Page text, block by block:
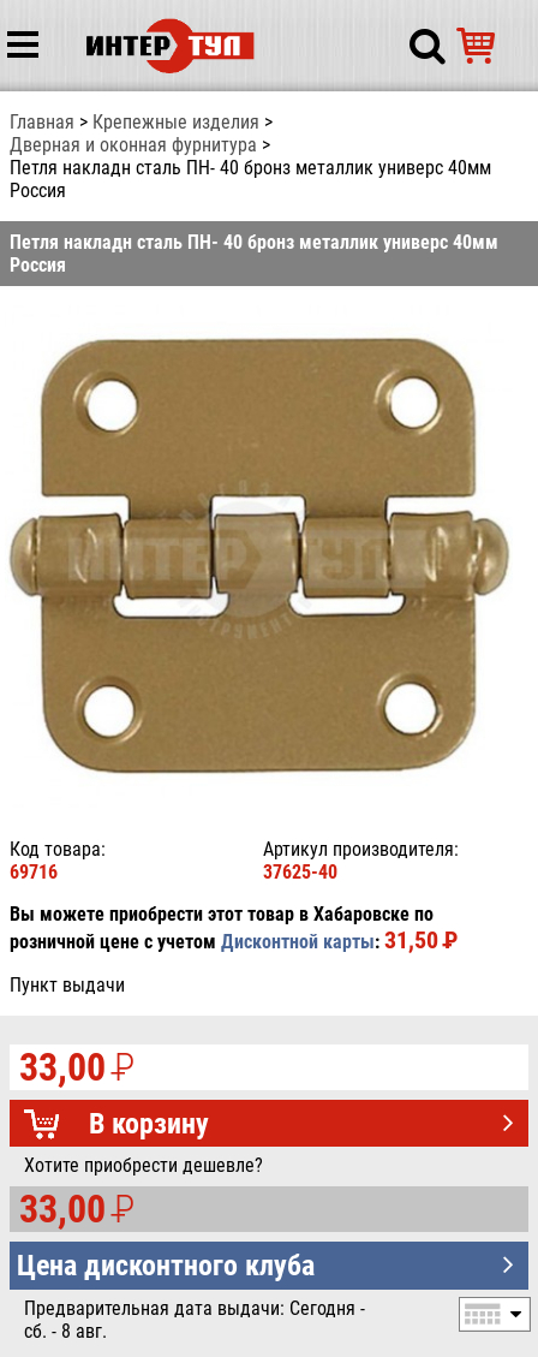
Главная
Крепежные изделия
Дверная и оконная фурнитура
Петля накладн сталь ПН- 40 бронз металлик универс 40мм
Россия
Петля накладн сталь ПН- 40 бронз металлик универс 40мм
Россия
Код товара:
69716
Артикул производителя:
37625-40
Вы можете приобрести этот товар в Хабаровске по
розничной цене с учетом Дисконтной карты: 31,50PУБ.
Пункт выдачи
33,00P
УБ.
В корзину
Хотите приобрести дешевле?
33,00P
УБ.
Цена дисконтного клуба
Предварительная дата выдачи: Сегодня -
сб. - 8 авг.